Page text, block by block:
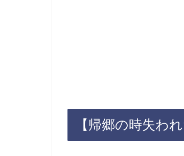
【帰郷の時失わ